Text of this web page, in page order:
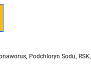
, Podchloryn Sodu, RSK,